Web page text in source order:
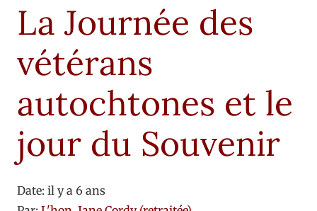
La Journée des
vétérans
autochtones et le
jour du Souvenir
Date: il y a 6 ans